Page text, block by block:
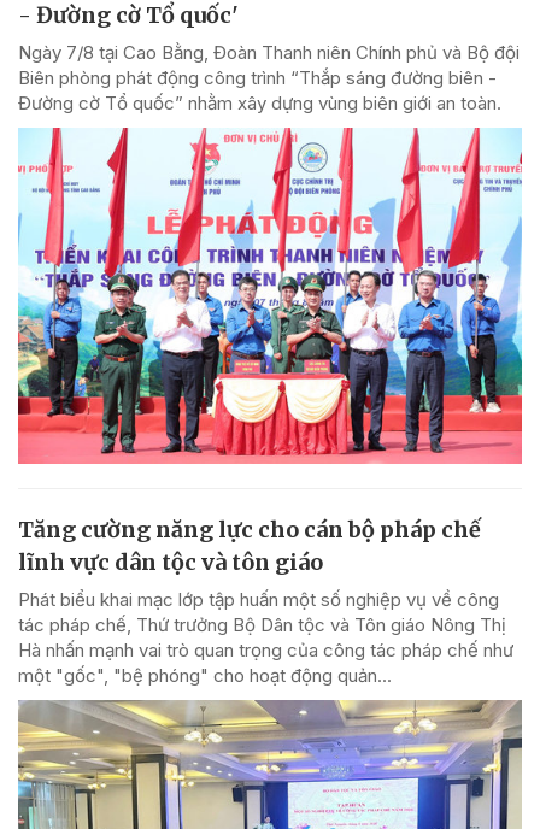
- Đường cờ Tổ quốc'
Ngày 7/8 tại Cao Bằng, Đoàn Thanh niên Chính phủ và Bộ đội
Biên phòng phát động công trình “Thắp sáng đường biên -
Đường cờ Tổ quốc” nhằm xây dựng vùng biên giới an toàn.
Tăng cường năng lực cho cán bộ pháp chế
lĩnh vực dân tộc và tôn giáo
Phát biểu khai mạc lớp tập huấn một số nghiệp vụ về công
tác pháp chế, Thứ trưởng Bộ Dân tộc và Tôn giáo Nông Thị
Hà nhấn mạnh vai trò quan trọng của công tác pháp chế như
một "gốc", "bệ phóng" cho hoạt động quản...